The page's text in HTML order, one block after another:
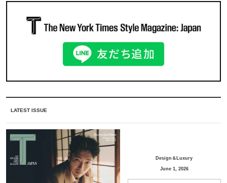
LATEST ISSUE
Design＆Luxury
June 1, 2026